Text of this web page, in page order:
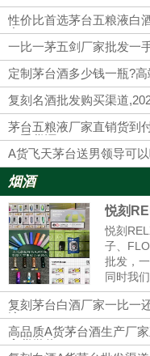
我们的
国窖
家订购
市场最
性价比首选茅台五粮液白
台
一比一茅五剑厂家批发一
定制茅台酒多少钱一瓶?
复刻名酒批发购买渠道
茅台五粮液厂家直销货到
一手货源
A货飞天茅台送男领导可
烟酒
悦刻
雾 各
悦刻
子、
批发，
同时我
冰熊、
红同款
批发。
复刻茅台白酒厂家一比一
液
高品质A货茅台酒生产厂
拿货微信